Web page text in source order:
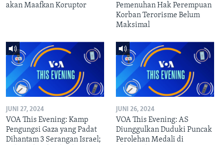
akan Maafkan Koruptor
Pemenuhan Hak Perempuan
Korban Terorisme Belum
Maksimal
JUNI 27, 2024
VOA This Evening: Kamp
Pengungsi Gaza yang Padat
Dihantam 3 Serangan Israel;
JUNI 26, 2024
VOA This Evening: AS
Diunggulkan Duduki Puncak
Perolehan Medali di